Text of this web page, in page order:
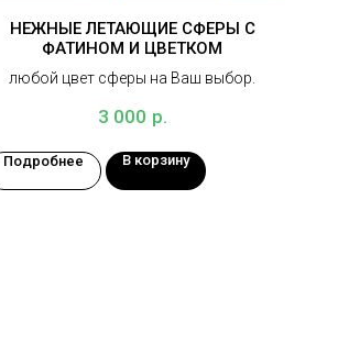
НЕЖНЫЕ ЛЕТАЮЩИЕ СФЕРЫ С
ФАТИНОМ И ЦВЕТКОМ
любой цвет сферы на Ваш выбор.
3 000 р.
Подробнее В корзину